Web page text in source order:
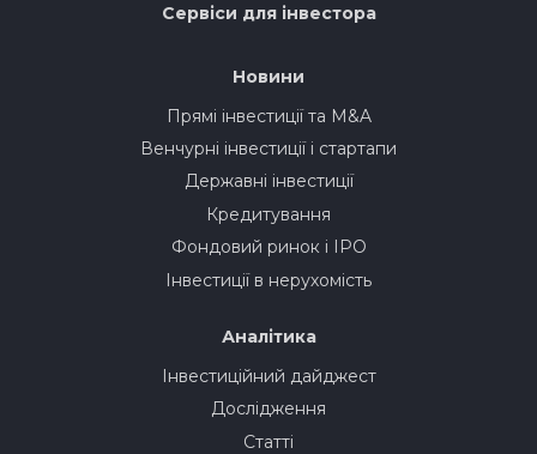
Сервіси для інвестора
Новини
Прямі інвестиції та M&A
Венчурні інвестиції і стартапи
Державні інвестиції
Кредитування
Фондовий ринок і IPO
Інвестиції в нерухомість
Аналітика
Інвестиційний дайджест
Дослідження
Статті